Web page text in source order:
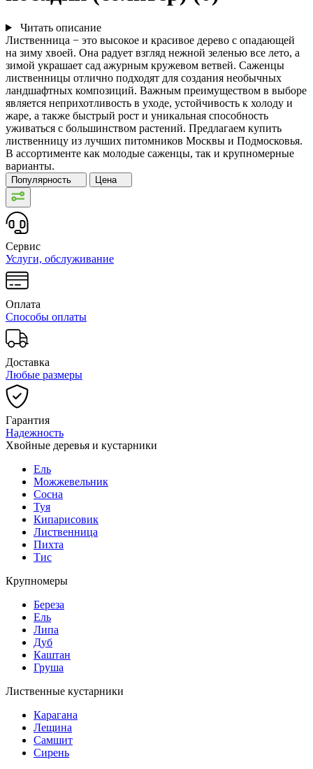
Читать описание
Лиственница − это высокое и красивое дерево с опадающей
на зиму хвоей. Она радует взгляд нежной зеленью все лето, а
зимой украшает сад ажурным кружевом ветвей. Саженцы
лиственницы отлично подходят для создания необычных
ландшафтных композиций. Важным преимуществом в выборе
является неприхотливость в уходе, устойчивость к холоду и
жаре, а также быстрый рост и уникальная способность
уживаться с большинством растений. Предлагаем купить
лиственницу из лучших питомников Москвы и Подмосковья.
В ассортименте как молодые саженцы, так и крупномерные
варианты.
Популярность Цена
Сервис
Услуги, обслуживание
Оплата
Способы оплаты
Доставка
Любые размеры
Гарантия
Надежность
Хвойные деревья и кустарники
Ель
Можжевельник
Сосна
Туя
Кипарисовик
Лиственница
Пихта
Тис
Крупномеры
Береза
Ель
Липа
Дуб
Каштан
Груша
Лиственные кустарники
Карагана
Лещина
Самшит
Сирень